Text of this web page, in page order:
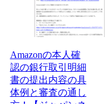
Amazonの本人確
認の銀行取引明細
書の提出内容の具
体例と審査の通し